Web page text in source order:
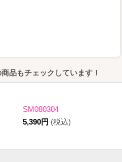
品もチェックしています！
SM080304
5,390円 (税込)